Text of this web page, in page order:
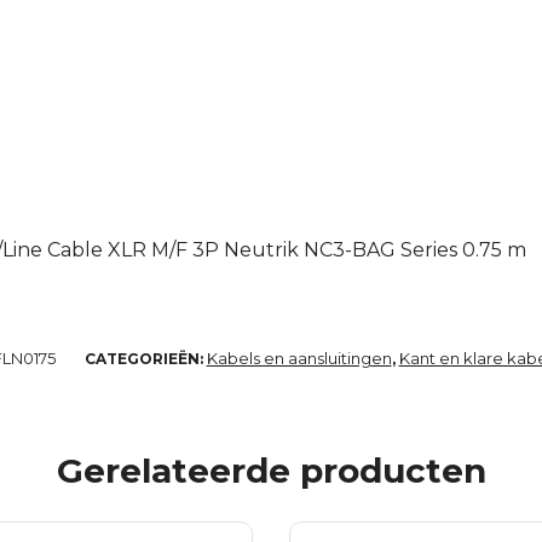
Cable XLR M/F 3P Neutrik NC3-BAG Series 0.75 m
CATEGORIEËN: Kabels en aansluitingen, Kant en klare
Gerelateerde producten